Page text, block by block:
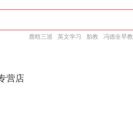
鹿晗三巡 英文学习 胎教 冯德全早教
营店